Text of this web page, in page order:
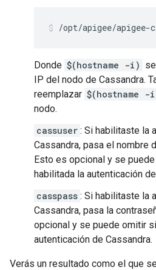
/opt/apigee/
Donde $(hostname -i)
IP del nodo de Cassandra.
reemplazar $(hostname -
nodo.
cassuser : Si habilitaste la
Cassandra, pasa el nombre
Esto es opcional y se
habilitada la autenticación
casspass : Si habilitaste la
Cassandra, pasa la
opcional y se puede omitir
autenticación de Cassandra.
Verás un resultado como el que